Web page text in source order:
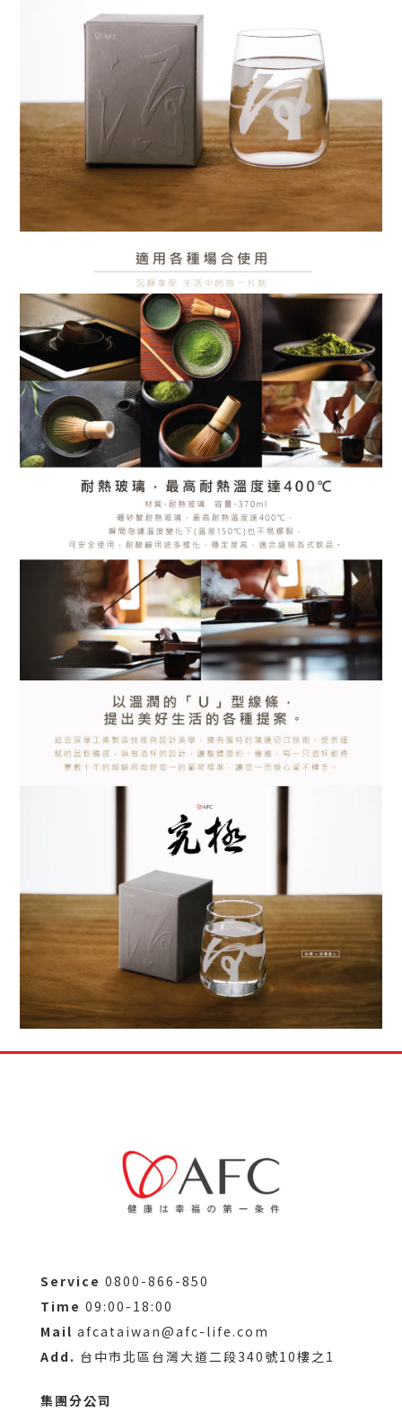
Service 0800-866-850
Time 09:00-18:00
Mail afcataiwan@afc-life.com
Add. 台中市北區台灣大道二段340號10樓之1
集團分公司